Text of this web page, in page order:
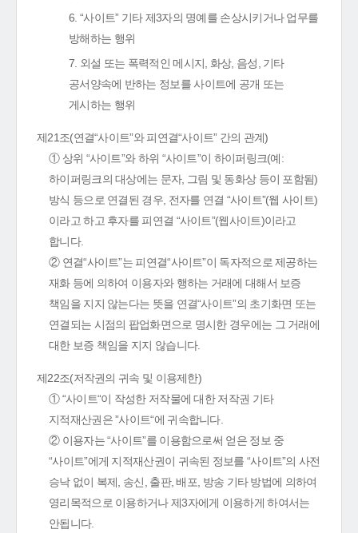
6. “사이트” 기타 제3자의 명예를 손상시키거나 업무를
방해하는 행위
7. 외설 또는 폭력적인 메시지, 화상, 음성, 기타
공서양속에 반하는 정보를 사이트에 공개 또는
게시하는 행위
제21조(연결“사이트”와 피연결“사이트” 간의 관계)
① 상위 “사이트”와 하위 “사이트”이 하이퍼링크(예:
하이퍼링크의 대상에는 문자, 그림 및 동화상 등이 포함됨)
방식 등으로 연결된 경우, 전자를 연결 “사이트”(웹 사이트)
이라고 하고 후자를 피연결 “사이트”(웹사이트)이라고
합니다.
② 연결“사이트”는 피연결“사이트”이 독자적으로 제공하는
재화 등에 의하여 이용자와 행하는 거래에 대해서 보증
책임을 지지 않는다는 뜻을 연결“사이트”의 초기화면 또는
연결되는 시점의 팝업화면으로 명시한 경우에는 그 거래에
대한 보증 책임을 지지 않습니다.
제22조(저작권의 귀속 및 이용제한)
① “사이트“이 작성한 저작물에 대한 저작권 기타
지적재산권은 ”사이트“에 귀속합니다.
② 이용자는 “사이트”를 이용함으로써 얻은 정보 중
“사이트”에게 지적재산권이 귀속된 정보를 “사이트”의 사전
승낙 없이 복제, 송신, 출판, 배포, 방송 기타 방법에 의하여
영리목적으로 이용하거나 제3자에게 이용하게 하여서는
안됩니다.